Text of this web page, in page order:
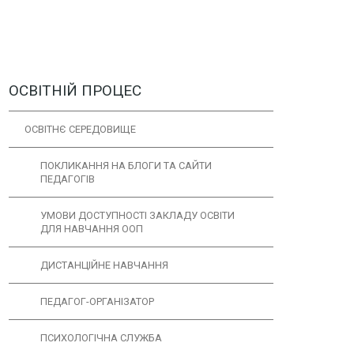
ОСВІТНІЙ ПРОЦЕС
ОСВІТНЄ СЕРЕДОВИЩЕ
ПОКЛИКАННЯ НА БЛОГИ ТА САЙТИ
ПЕДАГОГІВ
УМОВИ ДОСТУПНОСТІ ЗАКЛАДУ ОСВІТИ
ДЛЯ НАВЧАННЯ ООП
ДИСТАНЦІЙНЕ НАВЧАННЯ
ПЕДАГОГ-ОРГАНІЗАТОР
ПСИХОЛОГІЧНА СЛУЖБА